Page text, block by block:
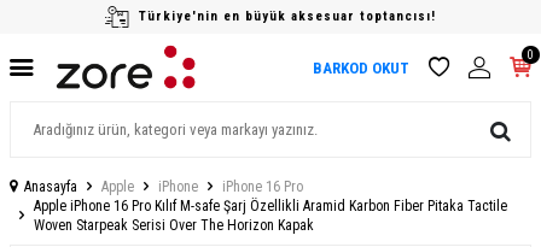
Türkiye'nin en büyük aksesuar toptancısı!
BARKOD OKUT
0
Anasayfa Apple iPhone
iPhone 16 Pro
Apple iPhone 16 Pro Kılıf M-safe Şarj Özellikli Aramid Karbon Fiber Pitaka Tactile
Woven Starpeak Serisi Over The Horizon Kapak